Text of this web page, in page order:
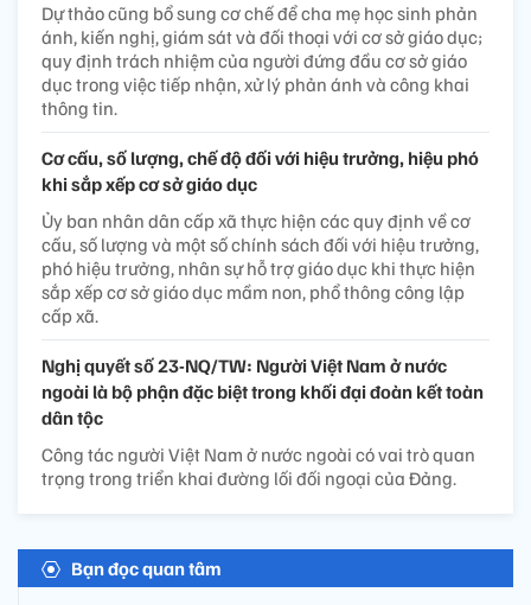
Dự thảo cũng bổ sung cơ chế để cha mẹ học sinh phản
ánh, kiến nghị, giám sát và đối thoại với cơ sở giáo dục;
quy định trách nhiệm của người đứng đầu cơ sở giáo
dục trong việc tiếp nhận, xử lý phản ánh và công khai
thông tin.
Cơ cấu, số lượng, chế độ đối với hiệu trưởng, hiệu phó
khi sắp xếp cơ sở giáo dục
Ủy ban nhân dân cấp xã thực hiện các quy định về cơ
cấu, số lượng và một số chính sách đối với hiệu trưởng,
phó hiệu trưởng, nhân sự hỗ trợ giáo dục khi thực hiện
sắp xếp cơ sở giáo dục mầm non, phổ thông công lập
cấp xã.
Nghị quyết số 23-NQ/TW: Người Việt Nam ở nước
ngoài là bộ phận đặc biệt trong khối đại đoàn kết toàn
dân tộc
Công tác người Việt Nam ở nước ngoài có vai trò quan
trọng trong triển khai đường lối đối ngoại của Đảng.
Bạn đọc quan tâm